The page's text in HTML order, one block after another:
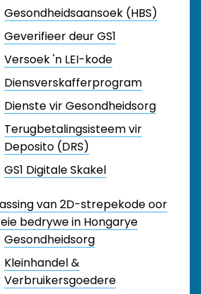
Gesondheidsaansoek (HBS)
Geverifieer deur GS1
Versoek 'n LEI-kode
Diensverskafferprogram
Dienste vir Gesondheidsorg
Terugbetalingsisteem vir
Deposito (DRS)
GS1 Digitale Skakel
van 2D-strepekode oor
bedrywe in Hongarye
Gesondheidsorg
Kleinhandel &
Verbruikersgoedere